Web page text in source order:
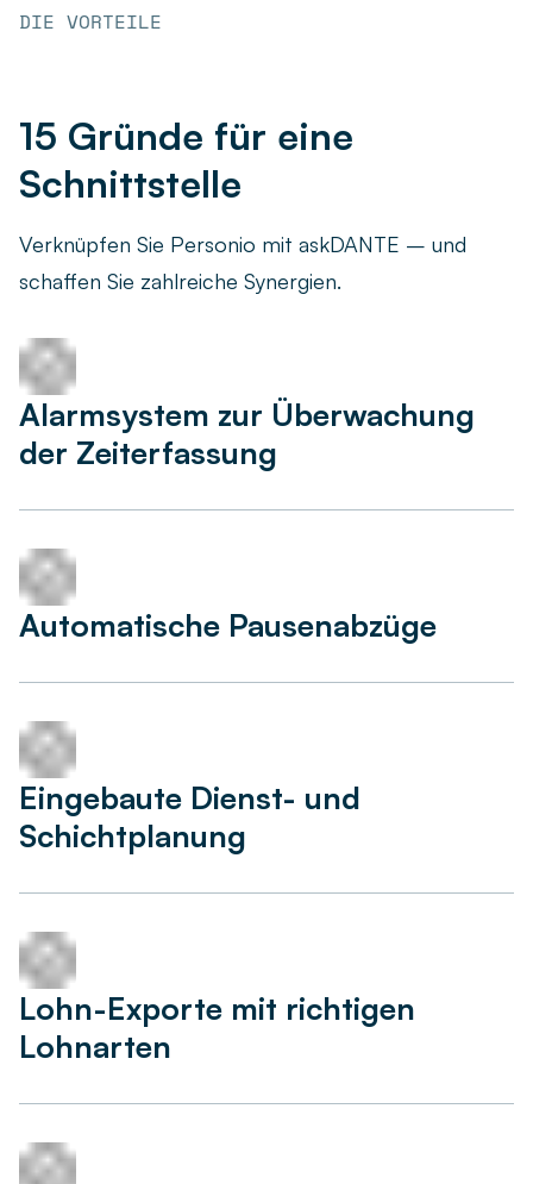
DIE VORTEILE
15 Gründe für eine
Schnittstelle
Verknüpfen Sie Personio mit askDANTE – und
schaffen Sie zahlreiche Synergien.
Alarmsystem zur Überwachung
der Zeiterfassung
Automatische Pausenabzüge
Eingebaute Dienst- und
Schichtplanung
Lohn-Exporte mit richtigen
Lohnarten